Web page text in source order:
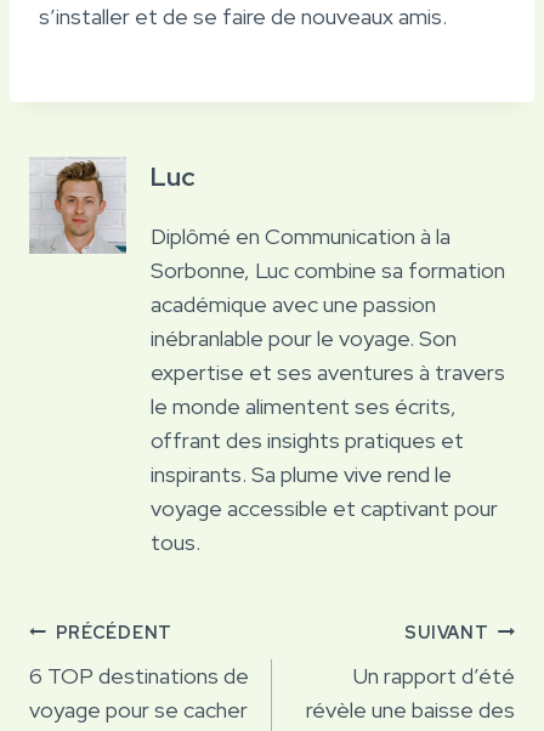
s’installer et de se faire de nouveaux amis.
Luc
Diplômé en Communication à la
Sorbonne, Luc combine sa formation
académique avec une passion
inébranlable pour le voyage. Son
expertise et ses aventures à travers
le monde alimentent ses écrits,
offrant des insights pratiques et
inspirants. Sa plume vive rend le
voyage accessible et captivant pour
tous.
Navigation
de
PRÉCÉDENT
6 TOP destinations de
voyage pour se cacher
SUIVANT
Un rapport d’été
révèle une baisse des